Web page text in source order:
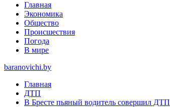
Главная
Экономика
Общество
Происшествия
Погода
В мире
baranovichi.by
Главная
ДТП
В Бресте пьяный водитель совершил ДТП